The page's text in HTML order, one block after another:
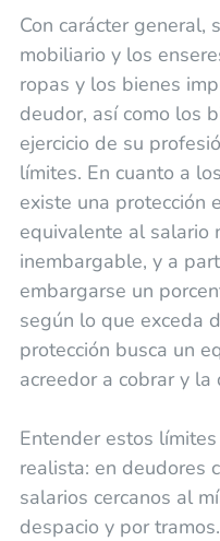
Con carácter general,
mobiliario y los
ropas y los bienes
deudor, así como los
ejercicio de su
límites. En cuanto a los
existe una protección
equivalente al salario
inembargable, y a
embargarse un
según lo que exceda
protección busca un
acreedor a cobrar y
Entender estos
realista: en deudores
salarios cercanos al
despacio y por